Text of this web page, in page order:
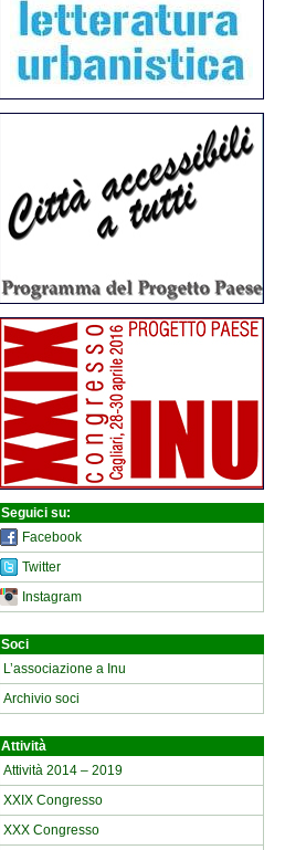
Seguici su:
Facebook
Twitter
Instagram
Soci
L’associazione a Inu
Archivio soci
Attività
Attività 2014 – 2019
XXIX Congresso
XXX Congresso